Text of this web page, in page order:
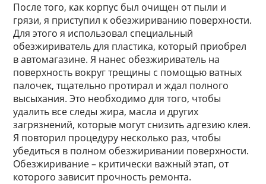
После того, как корпус был очищен от пыли и
грязи, я приступил к обезжириванию поверхности.
Для этого я использовал специальный
обезжириватель для пластика, который приобрел
в автомагазине. Я нанес обезжириватель на
поверхность вокруг трещины с помощью ватных
палочек, тщательно протирал и ждал полного
высыхания. Это необходимо для того, чтобы
удалить все следы жира, масла и других
загрязнений, которые могут снизить адгезию клея.
Я повторил процедуру несколько раз, чтобы
убедиться в полном обезжиривании поверхности.
Обезжиривание – критически важный этап, от
которого зависит прочность ремонта.